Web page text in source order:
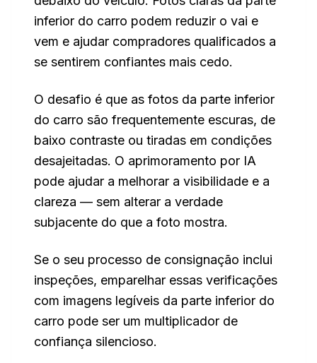
inferior do carro podem reduzir o vai e
vem e ajudar compradores qualificados a
se sentirem confiantes mais cedo.
O desafio é que as fotos da parte inferior
do carro são frequentemente escuras, de
baixo contraste ou tiradas em condições
desajeitadas. O aprimoramento por IA
pode ajudar a melhorar a visibilidade e a
clareza — sem alterar a verdade
subjacente do que a foto mostra.
Se o seu processo de consignação inclui
inspeções, emparelhar essas verificações
com imagens legíveis da parte inferior do
carro pode ser um multiplicador de
confiança silencioso.